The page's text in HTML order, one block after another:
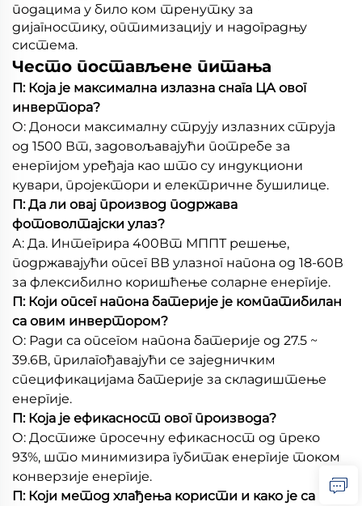
подацима у било ком тренутку за
дијагностику, оптимизацију и надоградњу
система.
Често постављене питања
П: Која је максимална излазна снага ЦА овог
инвертора?
О: Доноси максималну струју излазних струја
од 1500 Вт, задовољавајући потребе за
енергијом уређаја као што су индукциони
кувари, пројектори и електричне бушилице.
П: Да ли овај производ подржава
фотоволтајски улаз?
А: Да. Интегрира 400Вт МППТ решење,
подржавајући опсег ВВ улазног напона од 18-60В
за флексибилно коришћење соларне енергије.
П: Који опсег напона батерије је компатибилан
са овим инвертором?
О: Ради са опсегом напона батерије од 27.5 ~
39.6В, прилагођавајући се заједничким
спецификацијама батерије за складиштење
енергије.
П: Која је ефикасност овог производа?
О: Достиже просечну ефикасност од преко
93%, што минимизира губитак енергије током
конверзије енергије.
П: Који метод хлађења користи и како је са